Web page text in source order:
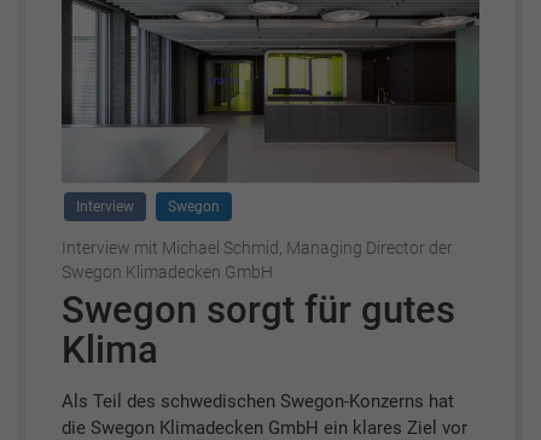
Interview Swegon
Interview mit Michael Schmid, Managing Director der
Swegon Klimadecken GmbH
Swegon sorgt für gutes
Klima
Als Teil des schwedischen Swegon-Konzerns hat
die Swegon Klimadecken GmbH ein klares Ziel vor